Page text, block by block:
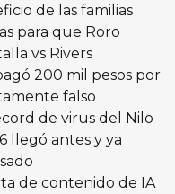
de las familias
para que Roro
vs Rivers
200 mil pesos por
falso
de virus del Nilo
llegó antes y ya
de contenido de IA